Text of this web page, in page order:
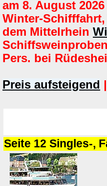
am 8. August
Winter-
dem Mittelrhein
Pers. bei
Preis aufsteigend |
Seite 12 Singles-,